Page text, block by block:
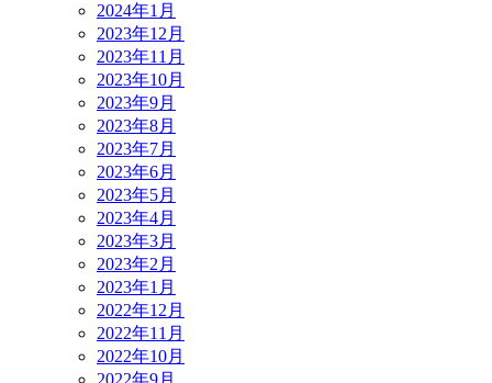
2024年1月
2023年12月
2023年11月
2023年10月
2023年9月
2023年8月
2023年7月
2023年6月
2023年5月
2023年4月
2023年3月
2023年2月
2023年1月
2022年12月
2022年11月
2022年10月